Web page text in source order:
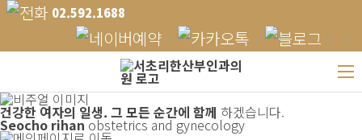
02.592.1688
건강한 여자의 일생. 그 모든 순간에 함께 하겠습니다.
Seocho rihanobstetrics and gynecology